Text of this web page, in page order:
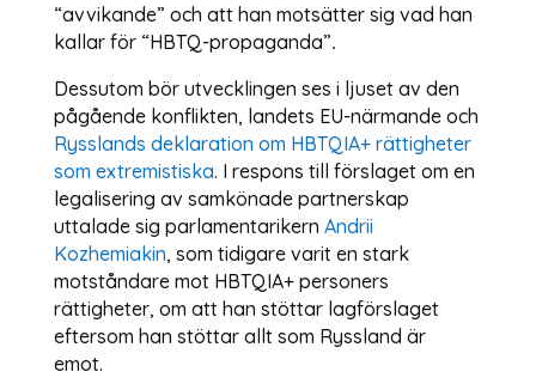
“avvikande” och att han motsätter sig vad han
kallar för “HBTQ-propaganda”.
Dessutom bör utvecklingen ses i ljuset av den
pågående konflikten, landets EU-närmande och
Rysslands deklaration om HBTQIA+ rättigheter
som extremistiska. I respons till förslaget om en
legalisering av samkönade partnerskap
uttalade sig parlamentarikern Andrii
Kozhemiakin, som tidigare varit en stark
motståndare mot HBTQIA+ personers
rättigheter, om att han stöttar lagförslaget
eftersom han stöttar allt som Ryssland är
emot.